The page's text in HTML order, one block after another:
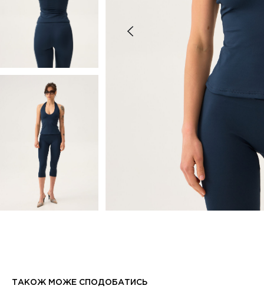
ТАКОЖ МОЖЕ СПОДОБАТИСЬ